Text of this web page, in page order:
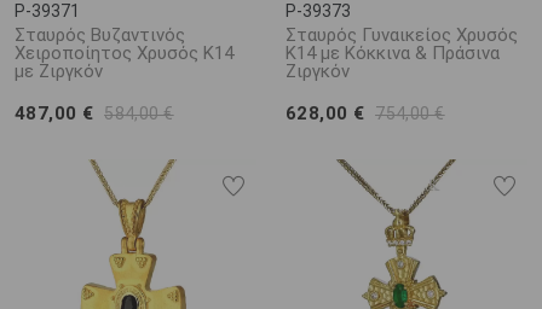
P-39371
Σταυρός Βυζαντινός
Χειροποίητος Χρυσός Κ14
με Ζιργκόν
487,00 € 584,00 €
P-39373
Σταυρός Γυναικείος Χρυσός
Κ14 με Κόκκινα & Πράσινα
Ζιργκόν
628,00 € 754,00 €